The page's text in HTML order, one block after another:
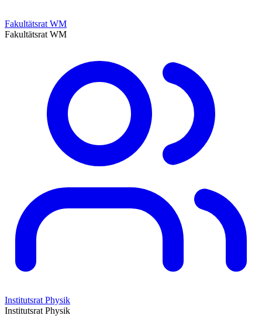
Fakultätsrat WM
Fakultätsrat WM
Institutsrat Physik
Institutsrat Physik